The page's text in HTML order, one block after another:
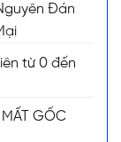
Đán
từ 0 đến
MẤT GỐC